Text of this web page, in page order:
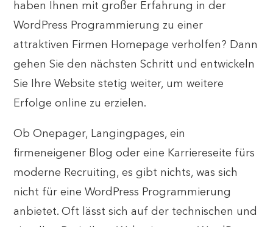
haben Ihnen mit großer Erfahrung in der
WordPress Programmierung zu einer
attraktiven Firmen Homepage verholfen? Dann
gehen Sie den nächsten Schritt und entwickeln
Sie Ihre Website stetig weiter, um weitere
Erfolge online zu erzielen.
Ob Onepager, Langingpages, ein
firmeneigener Blog oder eine Karriereseite fürs
moderne Recruiting, es gibt nichts, was sich
nicht für eine WordPress Programmierung
anbietet. Oft lässt sich auf der technischen und